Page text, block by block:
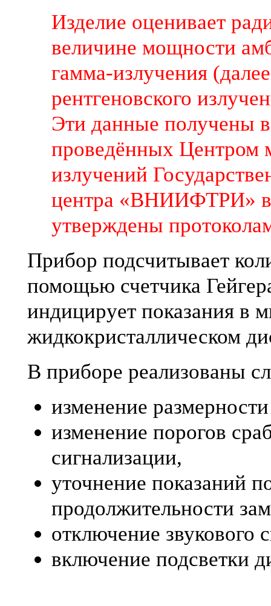
Изделие оценивает
величине мощности
гамма-излучения
рентгеновского
Эти данные получены в
проведённых Центром
излучений
центра «ВНИИФТРИ» в
утверждены
Прибор подсчитывает
помощью счетчика
индицирует показания в
жидкокристаллическом
В приборе реализованы
изменение
изменение порогов
сигнализации,
уточнение показаний
продолжительности
отключение звукового
включение подсветки